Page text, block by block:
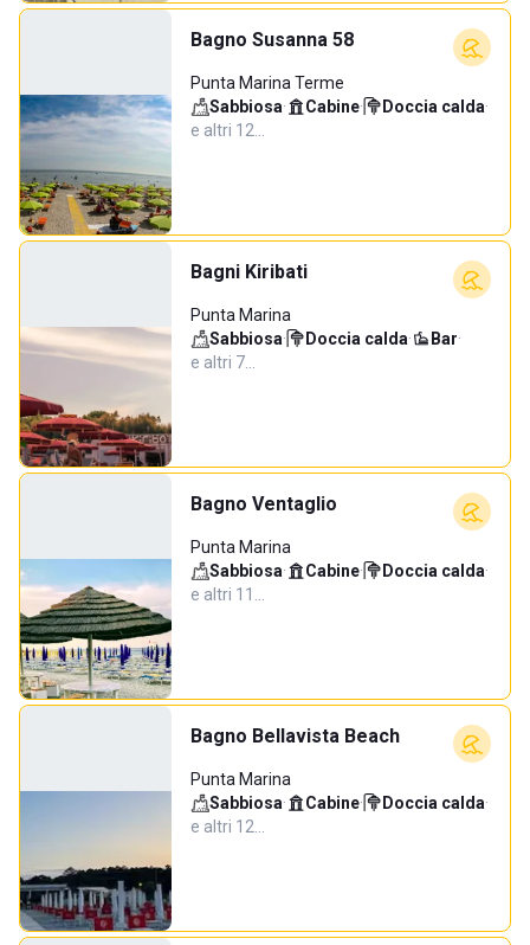
Bagno Susanna 58
Punta Marina Terme
Sabbiosa· Cabine· Doccia calda·
e altri 12…
Bagni Kiribati
Punta Marina
Sabbiosa· Doccia calda· Bar·
e altri 7…
Bagno Ventaglio
Punta Marina
Sabbiosa· Cabine· Doccia calda·
e altri 11…
Bagno Bellavista Beach
Punta Marina
Sabbiosa· Cabine· Doccia calda·
e altri 12…